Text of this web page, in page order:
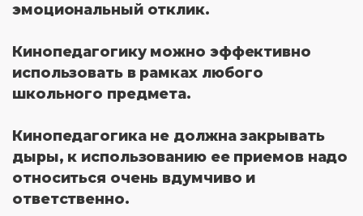
эмоциональный отклик.
Кинопедагогику можно эффективно
использовать в рамках любого
школьного предмета.
Кинопедагогика не должна закрывать
дыры, к использованию ее приемов надо
относиться очень вдумчиво и
ответственно.